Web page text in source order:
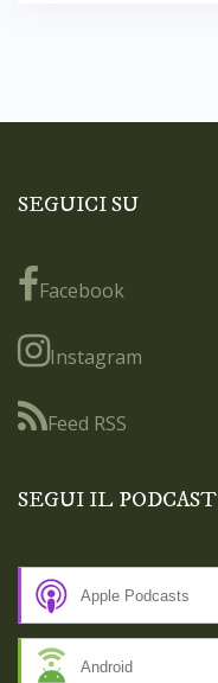
SEGUICI SU
Facebook
Instagram
Feed RSS
SEGUI IL PODCAST
Apple Podcasts
Android